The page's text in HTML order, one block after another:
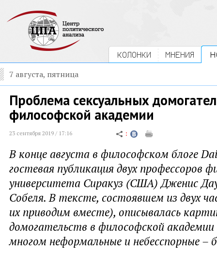
КОЛОНКИ МНЕНИЯ
7 августа, пятница
Проблема сексуальных
философской академии
23 сентября 2019 / 17:16
В конце августа в философском блоге
гостевая публикация двух профессоров
университета Сиракуз (США) Дженис
Собеля. В тексте, состоявшем из двух
их приводим вместе), описывалась
домогательств в философской академии
многом неформальные и небесспорные –